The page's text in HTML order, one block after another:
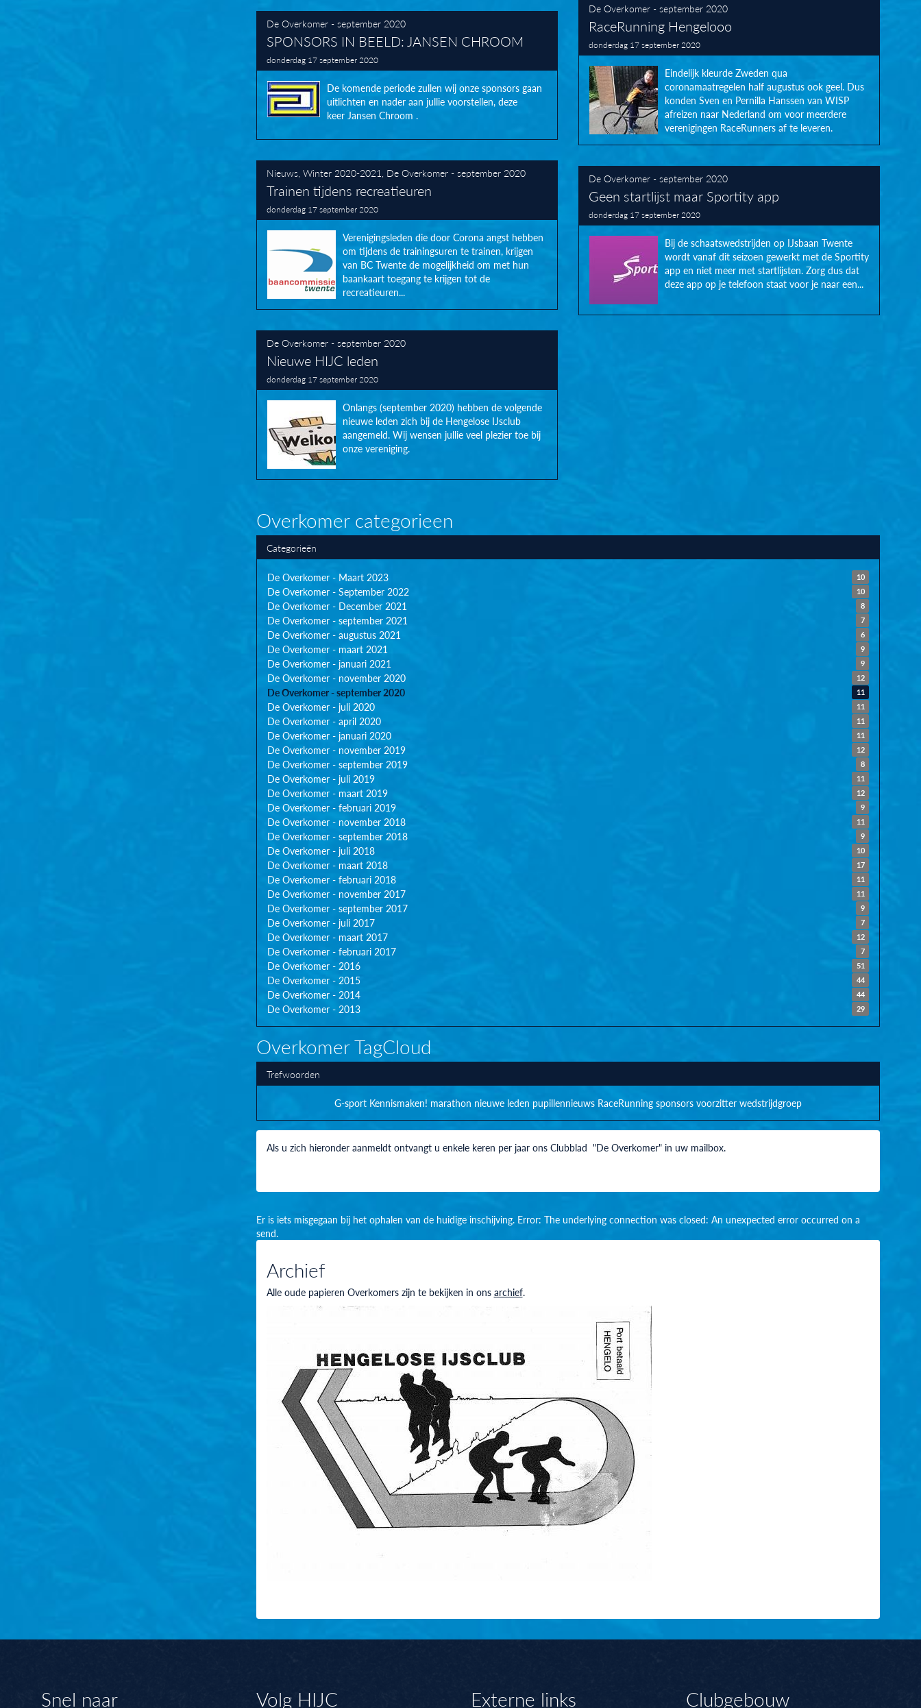
De Overkomer - september 2020
RaceRunning Hengelooo
donderdag 17 september 2020
Eindelijk kleurde Zweden qua
coronamaatregelen half augustus ook geel. Dus
konden Sven en Pernilla Hanssen van WISP
afreizen naar Nederland om voor meerdere
verenigingen RaceRunners af te leveren.
De Overkomer - september 2020
SPONSORS IN BEELD: JANSEN CHROOM
donderdag 17 september 2020
De komende periode zullen wij onze sponsors gaan
uitlichten en nader aan jullie voorstellen, deze
keer Jansen Chroom .
Nieuws, Winter 2020-2021 De Overkomer - september 2020
Trainen tijdens recreatieuren
donderdag 17 september 2020
Verenigingsleden die door Corona angst hebben
om tijdens de trainingsuren te trainen, krijgen
van BC Twente de mogelijkheid om met hun
baankaart toegang te krijgen tot de
recreatieuren...
De Overkomer - september 2020
Geen startlijst maar Sportity app
donderdag 17 september 2020
Bij de schaatswedstrijden op IJsbaan Twente
wordt vanaf dit seizoen gewerkt met de Sportity
app en niet meer met startlijsten. Zorg dus dat
deze app op je telefoon staat voor je naar een...
De Overkomer - september 2020
Nieuwe HIJC leden
donderdag 17 september 2020
Onlangs (september 2020) hebben de volgende
nieuwe leden zich bij de Hengelose IJsclub
aangemeld. Wij wensen jullie veel plezier toe bij
onze vereniging.
Overkomer categorieen
Categorieën
10
De Overkomer - Maart 2023
10
De Overkomer - September 2022
8
De Overkomer - December 2021
7
De Overkomer - september 2021
6
De Overkomer - augustus 2021
9
De Overkomer - maart 2021
9
De Overkomer - januari 2021
12
De Overkomer - november 2020
11
De Overkomer - september 2020
11
De Overkomer - juli 2020
11
De Overkomer - april 2020
11
De Overkomer - januari 2020
12
De Overkomer - november 2019
8
De Overkomer - september 2019
11
De Overkomer - juli 2019
12
De Overkomer - maart 2019
9
De Overkomer - februari 2019
11
De Overkomer - november 2018
9
De Overkomer - september 2018
10
De Overkomer - juli 2018
17
De Overkomer - maart 2018
11
De Overkomer - februari 2018
11
De Overkomer - november 2017
9
De Overkomer - september 2017
7
De Overkomer - juli 2017
12
De Overkomer - maart 2017
7
De Overkomer - februari 2017
51
De Overkomer - 2016
44
De Overkomer - 2015
44
De Overkomer - 2014
29
De Overkomer - 2013
Overkomer TagCloud
Trefwoorden
G-sport Kennismaken! marathon nieuwe leden pupillennieuws RaceRunning sponsors voorzitter wedstrijdgroep
Als u zich hieronder aanmeldt ontvangt u enkele keren per jaar ons Clubblad "De Overkomer" in uw mailbox.
Er is iets misgegaan bij het ophalen van de huidige inschijving. Error: The underlying connection was closed: An unexpected error occurred on a
send.
Archief
Alle oude papieren Overkomers zijn te bekijken in ons archief.
Snel naar Volg HIJC Externe links Clubgebouw